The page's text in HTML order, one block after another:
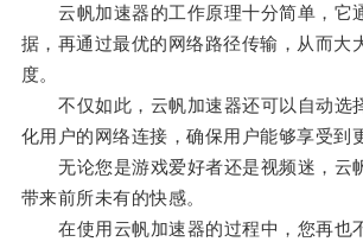
云帆加速器的工作原理十分简单，它
据，再通过最优的网络路径传输，从而大
度。
不仅如此，云帆加速器还可以自动选
化用户的网络连接，确保用户能够享受到
无论您是游戏爱好者还是视频迷，云
带来前所未有的快感。
在使用云帆加速器的过程中，您再也